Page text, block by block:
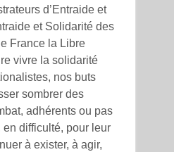
d’Entraide et
et Solidarité des
France la Libre
vivre la solidarité
nos buts
sombrer des
adhérents ou pas
difficulté, pour leur
à exister, à agir,